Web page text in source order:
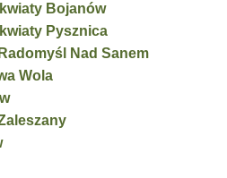
Bojanów
Pysznica
Nad Sanem
Wola